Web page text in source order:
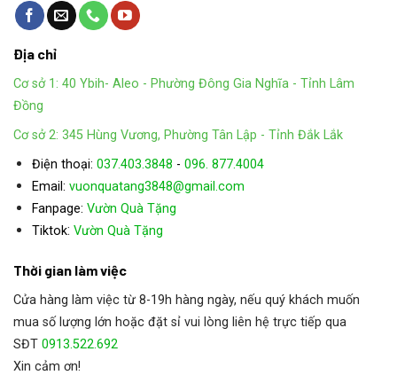
Địa chỉ
Cơ sở 1: 40 Ybih- Aleo - Phường Đông Gia Nghĩa - Tỉnh Lâm
Đồng
Cơ sở 2: 345 Hùng Vương, Phường Tân Lập - Tỉnh Đắk Lắk
Điện thoại: 037.403.3848 - 096. 877.4004
Email: vuonquatang3848@gmail.com
Fanpage: Vườn Quà Tặng
Tiktok: Vườn Quà Tặng
Thời gian làm việc
Cửa hàng làm việc từ 8-19h hàng ngày, nếu quý khách muốn
mua số lượng lớn hoặc đặt sỉ vui lòng liên hệ trực tiếp qua
SĐT 0913.522.692
Xin cảm ơn!